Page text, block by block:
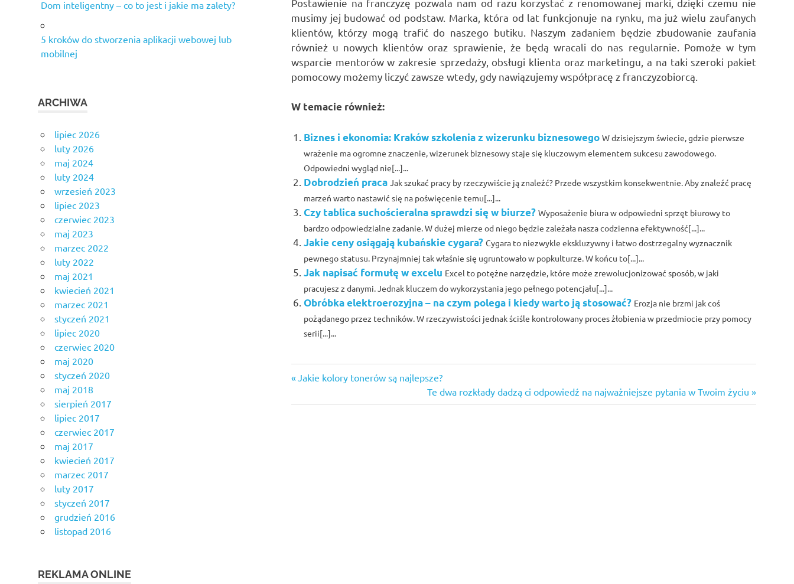
Postawienie na franczyzę pozwala nam od razu korzystać z renomowanej marki, dzięki czemu nie
musimy jej budować od podstaw. Marka, która od lat funkcjonuje na rynku, ma już wielu zaufanych
klientów, którzy mogą trafić do naszego butiku. Naszym zadaniem będzie zbudowanie zaufania
również u nowych klientów oraz sprawienie, że będą wracali do nas regularnie. Pomoże w tym
wsparcie mentorów w zakresie sprzedaży, obsługi klienta oraz marketingu, a na taki szeroki pakiet
pomocowy możemy liczyć zawsze wtedy, gdy nawiązujemy współpracę z franczyzobiorcą.
W temacie również:
Biznes i ekonomia: Kraków szkolenia z wizerunku biznesowego W dzisiejszym świecie, gdzie pierwsze
wrażenie ma ogromne znaczenie, wizerunek biznesowy staje się kluczowym elementem sukcesu zawodowego.
Odpowiedni wygląd nie[...]...
Dobrodzień praca Jak szukać pracy by rzeczywiście ją znaleźć? Przede wszystkim konsekwentnie. Aby znaleźć pracę
marzeń warto nastawić się na poświęcenie temu[...]...
Czy tablica suchościeralna sprawdzi się w biurze? Wyposażenie biura w odpowiedni sprzęt biurowy to
bardzo odpowiedzialne zadanie. W dużej mierze od niego będzie zależała nasza codzienna efektywność[...]...
Jakie ceny osiągają kubańskie cygara? Cygara to niezwykle ekskluzywny i łatwo dostrzegalny wyznacznik
pewnego statusu. Przynajmniej tak właśnie się ugruntowało w popkulturze. W końcu to[...]...
Jak napisać formułę w excelu Excel to potężne narzędzie, które może zrewolucjonizować sposób, w jaki
pracujesz z danymi. Jednak kluczem do wykorzystania jego pełnego potencjału[...]...
Obróbka elektroerozyjna – na czym polega i kiedy warto ją stosować? Erozja nie brzmi jak coś
pożądanego przez techników. W rzeczywistości jednak ściśle kontrolowany proces żłobienia w przedmiocie przy pomocy
serii[...]...
Nawigacja
wpisu
Previous
Jakie kolory tonerów są najlepsze?
Next
Post:
Te dwa rozkłady dadzą ci odpowiedź na najważniejsze pytania w Twoim życiu
Dom inteligentny – co to jest i jakie ma zalety?
5 kroków do stworzenia aplikacji webowej lub
mobilnej
ARCHIWA
lipiec 2026
luty 2026
maj 2024
luty 2024
wrzesień 2023
lipiec 2023
czerwiec 2023
maj 2023
marzec 2022
luty 2022
maj 2021
kwiecień 2021
marzec 2021
styczeń 2021
lipiec 2020
czerwiec 2020
maj 2020
styczeń 2020
maj 2018
sierpień 2017
lipiec 2017
czerwiec 2017
maj 2017
kwiecień 2017
marzec 2017
luty 2017
styczeń 2017
grudzień 2016
listopad 2016
REKLAMA ONLINE